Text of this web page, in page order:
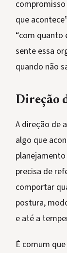
que
“com quanto
sente essa
quando não
Direção
A direção de
algo que
precisa de
comportar
postura,
e até a
É comum